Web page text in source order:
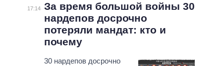
17:14 За время большой войны 30
нардепов досрочно
потеряли мандат: кто и
почему
30 нардепов досрочно